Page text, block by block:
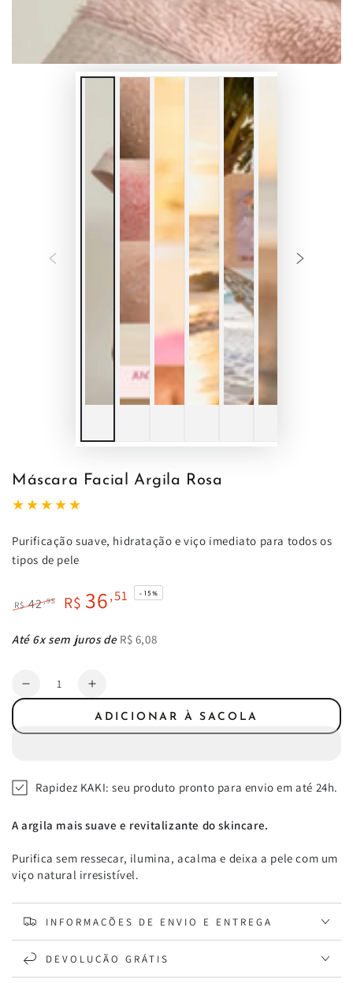
Máscara Facial Argila Rosa
Purificação suave, hidratação e viço imediato para todos os
tipos de pele
regular
R$ 42,95
de
R$ 36,51 –15%
Até 6x sem juros de R$ 6,08
Quantidade
Diminuir
quantidade
Argila
Aumentar
quantidade
Argila
ADICIONAR À SACOLA
Rapidez KAKI: seu produto pronto para envio em até 24h.
A argila mais suave e revitalizante do skincare.
Purifica sem ressecar, ilumina, acalma e deixa a pele com um
viço natural irresistível.
INFORMAÇÕES DE ENVIO E ENTREGA
DEVOLUÇÃO GRÁTIS